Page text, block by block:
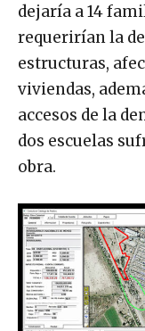
dejaría a 14
requerirían la
estructuras,
viviendas,
accesos de la
dos escuelas
obra.